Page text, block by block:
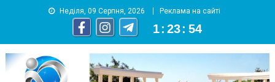
Неділя, 09 Серпня, 2026 Реклама на сайті
1 : 23 : 54
YUZHNY.INFO
информационный портал города Южный